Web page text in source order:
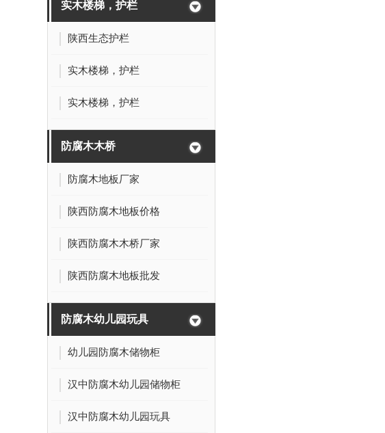
实木楼梯，护栏
陕西生态护栏
实木楼梯，护栏
实木楼梯，护栏
防腐木木桥
防腐木地板厂家
陕西防腐木地板价格
陕西防腐木木桥厂家
陕西防腐木地板批发
防腐木幼儿园玩具
幼儿园防腐木储物柜
汉中防腐木幼儿园储物柜
汉中防腐木幼儿园玩具